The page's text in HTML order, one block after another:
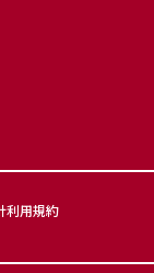
利用規約